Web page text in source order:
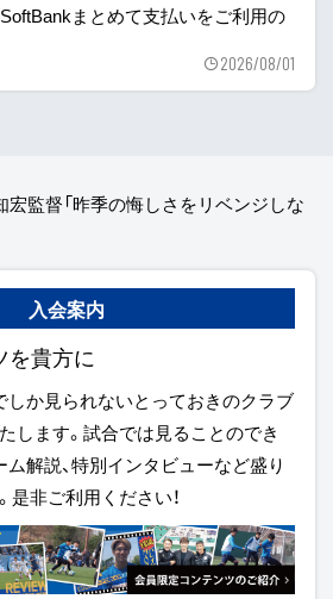
SoftBankまとめて支払いをご利用の
2026/08/01
宏監督「昨季の悔しさをリベンジしな
入会案内
を貴方に
しか見られないとっておきのクラブ
します。試合では見ることのでき
ム解説、特別インタビューなど盛り
是非ご利用ください！